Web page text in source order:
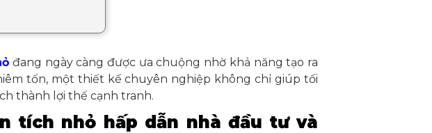
đang ngày càng được ưa chuộng nhờ khả năng tạo ra
tốn, một thiết kế chuyên nghiệp không chỉ giúp tối
thành lợi thế cạnh tranh.
tích nhỏ hấp dẫn nhà đầu tư và